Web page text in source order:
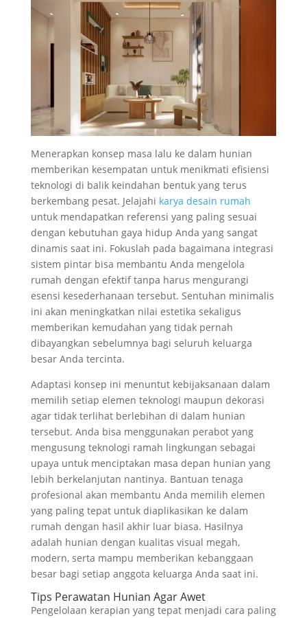
Menerapkan konsep masa lalu ke dalam hunian
memberikan kesempatan untuk menikmati efisiensi
teknologi di balik keindahan bentuk yang terus
berkembang pesat. Jelajahi karya desain rumah
untuk mendapatkan referensi yang paling sesuai
dengan kebutuhan gaya hidup Anda yang sangat
dinamis saat ini. Fokuslah pada bagaimana integrasi
sistem pintar bisa membantu Anda mengelola
rumah dengan efektif tanpa harus mengurangi
esensi kesederhanaan tersebut. Sentuhan minimalis
ini akan meningkatkan nilai estetika sekaligus
memberikan kemudahan yang tidak pernah
dibayangkan sebelumnya bagi seluruh keluarga
besar Anda tercinta.
Adaptasi konsep ini menuntut kebijaksanaan dalam
memilih setiap elemen teknologi maupun dekorasi
agar tidak terlihat berlebihan di dalam hunian
tersebut. Anda bisa menggunakan perabot yang
mengusung teknologi ramah lingkungan sebagai
upaya untuk menciptakan masa depan hunian yang
lebih berkelanjutan nantinya. Bantuan tenaga
profesional akan membantu Anda memilih elemen
yang paling tepat untuk diaplikasikan ke dalam
rumah dengan hasil akhir luar biasa. Hasilnya
adalah hunian dengan kualitas visual megah,
modern, serta mampu memberikan kebanggaan
besar bagi setiap anggota keluarga Anda saat ini.
Tips Perawatan Hunian Agar Awet
Pengelolaan kerapian yang tepat menjadi cara paling